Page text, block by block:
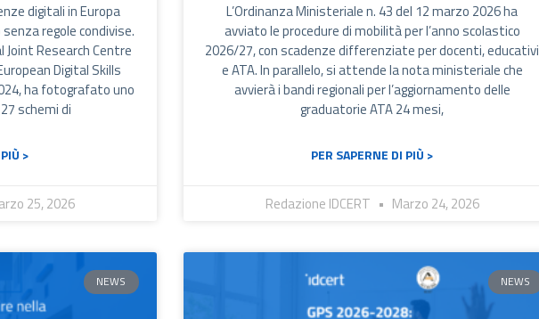
digitali in Europa
regole condivise.
Research Centre
Digital Skills
ha fotografato uno
schemi di
>
25, 2026
L’Ordinanza Ministeriale n. 43 del 12 marzo 2026 ha
avviato le procedure di mobilità per l’anno scolastico
2026/27, con scadenze differenziate per docenti, educativi
e ATA. In parallelo, si attende la nota ministeriale che
avvierà i bandi regionali per l’aggiornamento delle
graduatorie ATA 24 mesi,
PER SAPERNE DI PIÙ >
Redazione IDCERT Marzo 24, 2026
NEWS NEWS